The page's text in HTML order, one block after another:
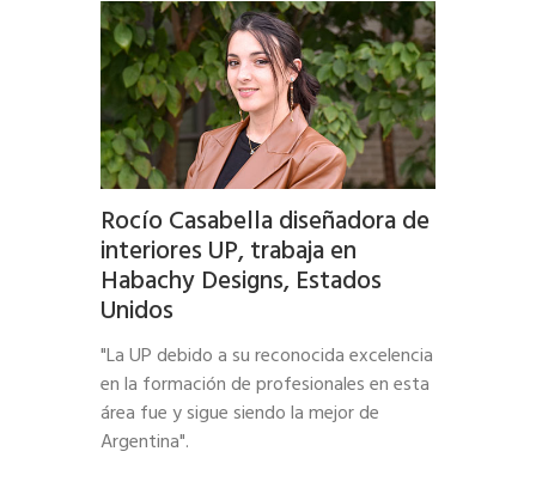
Rocío Casabella diseñadora de
interiores UP, trabaja en
Habachy Designs, Estados
Unidos
"La UP debido a su reconocida excelencia
en la formación de profesionales en esta
área fue y sigue siendo la mejor de
Argentina".